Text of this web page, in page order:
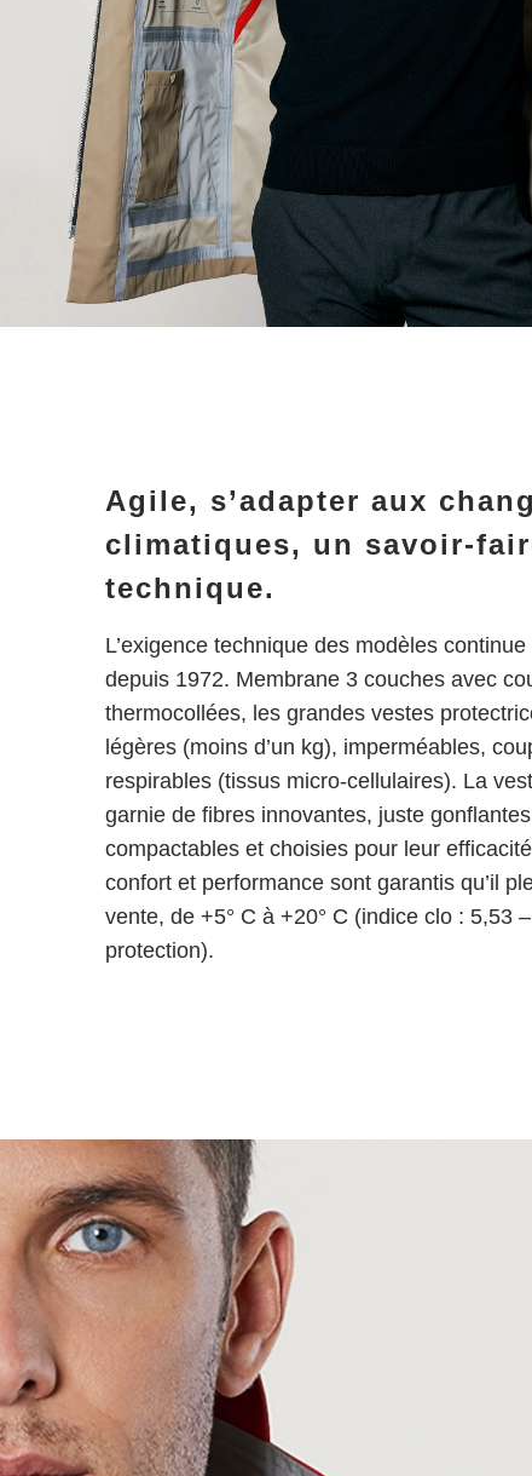
Agile, s’adapter aux
climatiques, un savoir-
technique.
L’exigence technique des modèles continue
depuis 1972. Membrane 3 couches avec
thermocollées, les grandes vestes
légères (moins d’un kg), imperméables,
respirables (tissus micro-cellulaires). La
garnie de fibres innovantes, juste
compactables et choisies pour leur
confort et performance sont garantis qu’il
vente, de +5° C à +20° C (indice clo : 5,53
protection).